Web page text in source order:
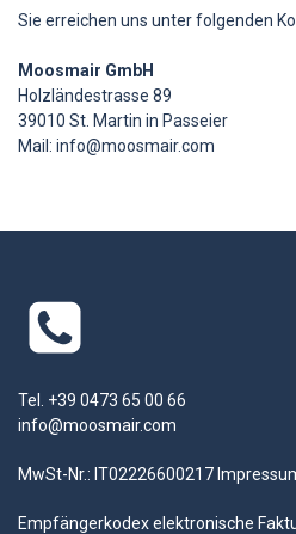
Sie erreichen uns unter folgenden
Moosmair GmbH
Holzländestrasse 89
39010 St. Martin in Passeier
Mail: info@moosmair.com
Tel. +39 0473 65 00 66
info@moosmair.com
MwSt-Nr.: IT02226600217
Empfängerkodex elektronische